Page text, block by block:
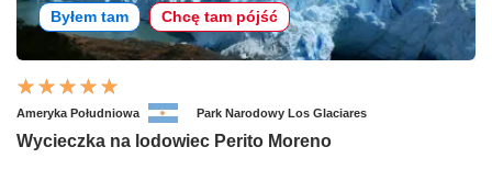
Byłem tam Chcę tam pójść
Ameryka Południowa Park Narodowy Los Glaciares
Wycieczka na lodowiec Perito Moreno